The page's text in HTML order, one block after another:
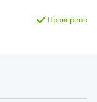
Проверено